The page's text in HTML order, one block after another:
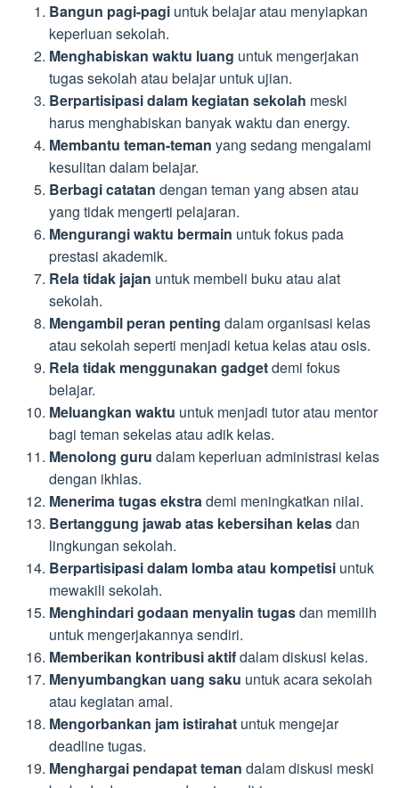
Bangun pagi-pagi untuk belajar atau menyiapkan
keperluan sekolah.
Menghabiskan waktu luang untuk mengerjakan
tugas sekolah atau belajar untuk ujian.
Berpartisipasi dalam kegiatan sekolah meski
harus menghabiskan banyak waktu dan energy.
Membantu teman-teman yang sedang mengalami
kesulitan dalam belajar.
Berbagi catatan dengan teman yang absen atau
yang tidak mengerti pelajaran.
Mengurangi waktu bermain untuk fokus pada
prestasi akademik.
Rela tidak jajan untuk membeli buku atau alat
sekolah.
Mengambil peran penting dalam organisasi kelas
atau sekolah seperti menjadi ketua kelas atau osis.
Rela tidak menggunakan gadgetdemi fokus
belajar.
Meluangkan waktu untuk menjadi tutor atau mentor
bagi teman sekelas atau adik kelas.
Menolong guru dalam keperluan administrasi kelas
dengan ikhlas.
Menerima tugas ekstrademi meningkatkan nilai.
Bertanggung jawab atas kebersihan kelasdan
lingkungan sekolah.
Berpartisipasi dalam lomba atau kompetisi untuk
mewakili sekolah.
Menghindari godaan menyalin tugasdan memilih
untuk mengerjakannya sendiri.
Memberikan kontribusi aktifdalam diskusi kelas.
Menyumbangkan uang saku untuk acara sekolah
atau kegiatan amal.
Mengorbankan jam istirahat untuk mengejar
deadline tugas.
Menghargai pendapat teman dalam diskusi meski